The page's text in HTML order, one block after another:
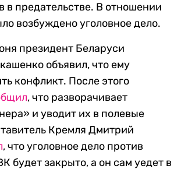
в предательстве. В отношении
возбуждено уголовное дело.
президент Беларуси
объявил, что ему
конфликт. После этого
, что разворачивает
и уводит их в полевые
Кремля Дмитрий
, что уголовное дело против
будет закрыто, а он сам уедет в